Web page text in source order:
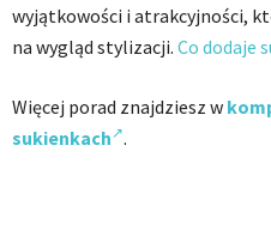
wyjątkowości i atrakcyjności,
na wygląd stylizacji. Co dodaje
Więcej porad znajdziesz w
sukienkach .